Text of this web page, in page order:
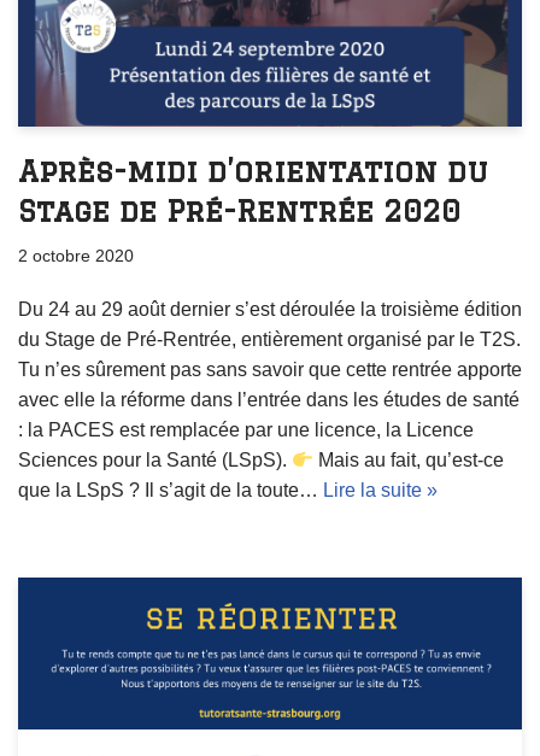
Après-midi d’orientation du
Stage de Pré-Rentrée 2020
2 octobre 2020
Du 24 au 29 août dernier s’est déroulée la troisième édition
du Stage de Pré-Rentrée, entièrement organisé par le T2S.
Tu n’es sûrement pas sans savoir que cette rentrée apporte
avec elle la réforme dans l’entrée dans les études de santé
: la PACES est remplacée par une licence, la Licence
Sciences pour la Santé (LSpS).
Mais au fait, qu’est-ce
que la LSpS ? Il s’agit de la toute… Lire la suite »